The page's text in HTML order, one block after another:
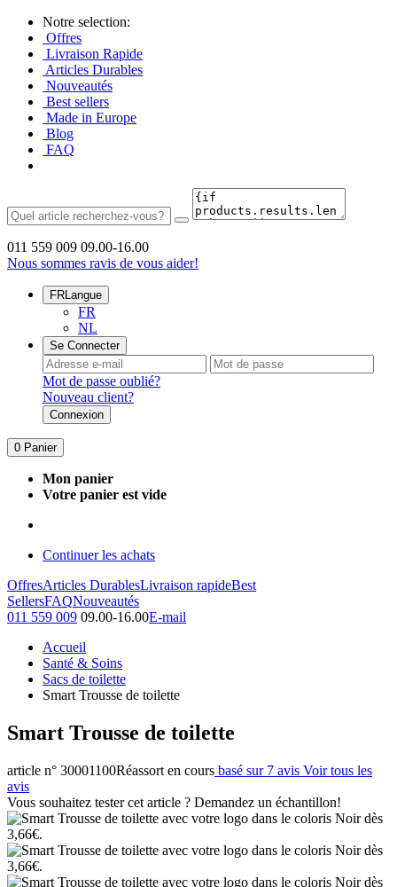
Notre selection:
Offres
Livraison Rapide
Articles Durables
Nouveautés
Best sellers
Made in Europe
Blog
FAQ
011 559 009 09.00-16.00
Nous sommes ravis de vous aider!
FRLangue
FR
NL
Se Connecter
Mot de passe oublié?
Nouveau client?
Connexion
0 Panier
Mon panier
Votre panier est vide
Continuer les achats
OffresArticles DurablesLivraison rapideBest
SellersFAQNouveautés
011 559 009 09.00-16.00E-mail
Accueil
Santé & Soins
Sacs de toilette
Smart Trousse de toilette
Smart Trousse de toilette
article n° 30001100Réassort en cours basé sur 7 avis Voir tous les
avis
Vous souhaitez tester cet article ? Demandez un échantillon!